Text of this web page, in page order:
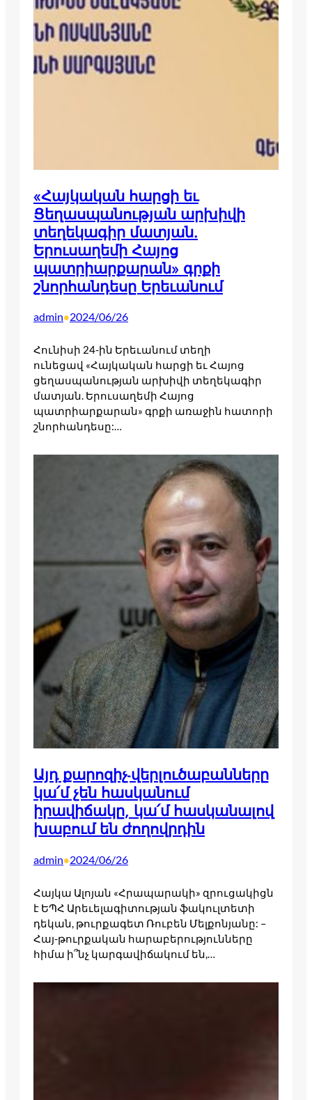
«Հայկական հարցի եւ
Ցեղասպանության արխիվի
տեղեկագիր մատյան.
Երուսաղեմի Հայոց
պատրիարքարան» գրքի
շնորհանդեսը Երեւանում
admin•2024/06/26
Հունիսի 24-ին Երեւանում տեղի
ունեցավ «Հայկական հարցի եւ Հայոց
ցեղասպանության արխիվի տեղեկագիր
մատյան. Երուսաղեմի Հայոց
պատրիարքարան» գրքի առաջին հատորի
շնորհանդեսը:…
Այդ քարոզիչ-վերլուծաբանները
կա՛մ չեն հասկանում
իրավիճակը, կա՛մ հասկանալով
խաբում են ժողովրդին
admin•2024/06/26
Հայկա Ալոյան «Հրապարակի» զրուցակիցն
է ԵՊՀ Արեւելագիտության ֆակուլտետի
դեկան, թուրքագետ Ռուբեն Մելքոնյանը: –
Հայ-թուրքական հարաբերությունները
հիմա ի՞նչ կարգավիճակում են,…